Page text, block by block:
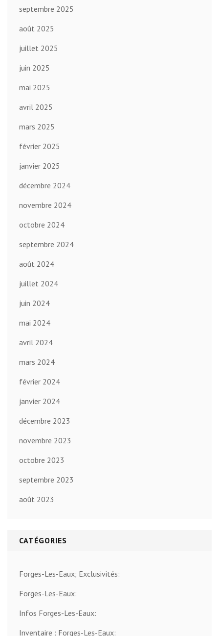
septembre 2025
août 2025
juillet 2025
juin 2025
mai 2025
avril 2025
mars 2025
février 2025
janvier 2025
décembre 2024
novembre 2024
octobre 2024
septembre 2024
août 2024
juillet 2024
juin 2024
mai 2024
avril 2024
mars 2024
février 2024
janvier 2024
décembre 2023
novembre 2023
octobre 2023
septembre 2023
août 2023
CATÉGORIES
Forges-Les-Eaux; Exclusivités:
Forges-Les-Eaux:
Infos Forges-Les-Eaux:
Inventaire : Forges-Les-Eaux: